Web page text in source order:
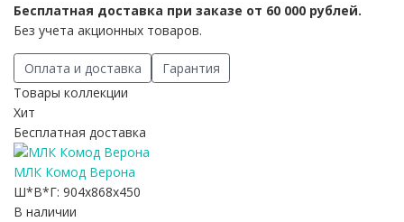
Бесплатная доставка при заказе от 60 000 рублей.
Без учета акционных товаров.
Оплата и доставка
Гарантия
Товары коллекции
Хит
Бесплатная доставка
МЛК Комод Верона
Ш*В*Г: 904x868x450
В наличии